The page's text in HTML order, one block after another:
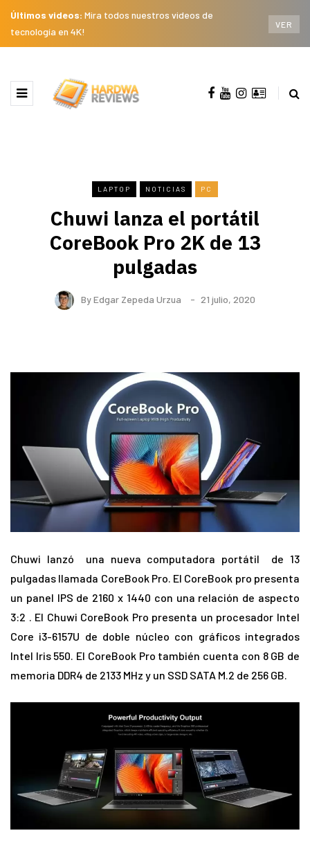
Últimos videos: Mira todos nuestros videos de
tecnología en 4K!
VER
LAPTOP NOTICIAS PC
Chuwi lanza el portátil
CoreBook Pro 2K de 13
pulgadas
ByEdgar Zepeda Urzua 21 julio, 2020
Chuwi lanzó una nueva computadora portátil de 13
pulgadas llamada CoreBook Pro. El CoreBook pro presenta
un panel IPS de 2160 x 1440 con una relación de aspecto
3:2 . El Chuwi CoreBook Pro presenta un procesador Intel
Core i3-6157U de doble núcleo con gráficos integrados
Intel Iris 550. El CoreBook Pro también cuenta con 8 GB de
memoria DDR4 de 2133 MHz y un SSD SATA M.2 de 256 GB.